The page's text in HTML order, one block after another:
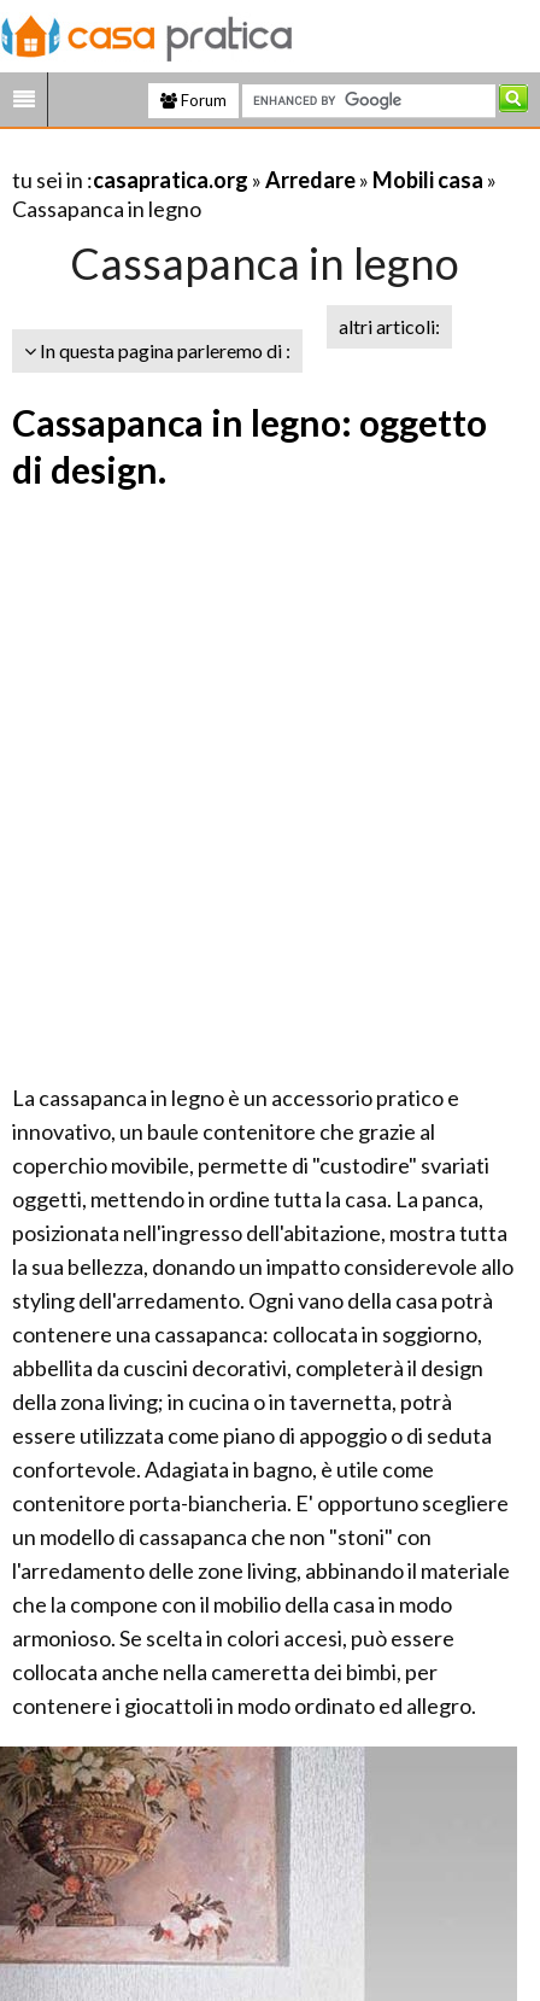
Forum
tu sei in :casapratica.org »Arredare» Mobili casa »
Cassapanca in legno
Cassapanca in legno
In questa pagina parleremo di :
altri articoli:
Cassapanca in legno: oggetto
di design.
La cassapanca in legno è un accessorio pratico e
innovativo, un baule contenitore che grazie al
coperchio movibile, permette di "custodire" svariati
oggetti, mettendo in ordine tutta la casa. La panca,
posizionata nell'ingresso dell'abitazione, mostra tutta
la sua bellezza, donando un impatto considerevole allo
styling dell'arredamento. Ogni vano della casa potrà
contenere una cassapanca: collocata in soggiorno,
abbellita da cuscini decorativi, completerà il design
della zona living; in cucina o in tavernetta, potrà
essere utilizzata come piano di appoggio o di seduta
confortevole. Adagiata in bagno, è utile come
contenitore porta-biancheria. E' opportuno scegliere
un modello di cassapanca che non "stoni" con
l'arredamento delle zone living, abbinando il materiale
che la compone con il mobilio della casa in modo
armonioso. Se scelta in colori accesi, può essere
collocata anche nella cameretta dei bimbi, per
contenere i giocattoli in modo ordinato ed allegro.